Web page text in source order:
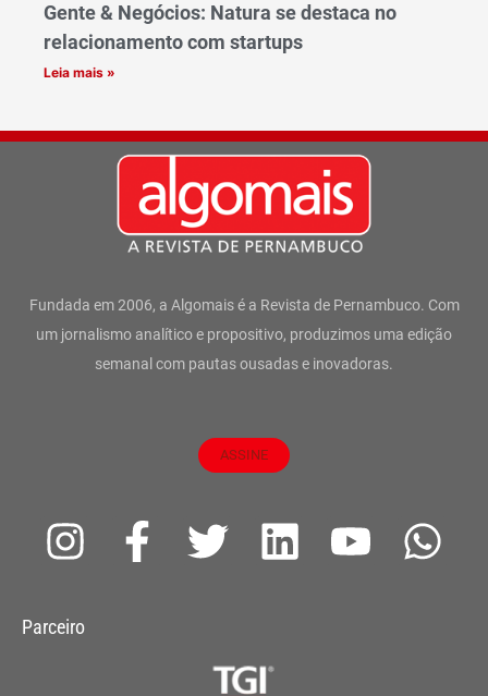
Gente & Negócios: Natura se destaca no
relacionamento com startups
Leia mais »
Fundada em 2006, a Algomais é a Revista de Pernambuco. Com
um jornalismo analítico e propositivo, produzimos uma edição
semanal com pautas ousadas e inovadoras.
ASSINE
I
s
F
a
T
t
L
Y
W
Parceiro